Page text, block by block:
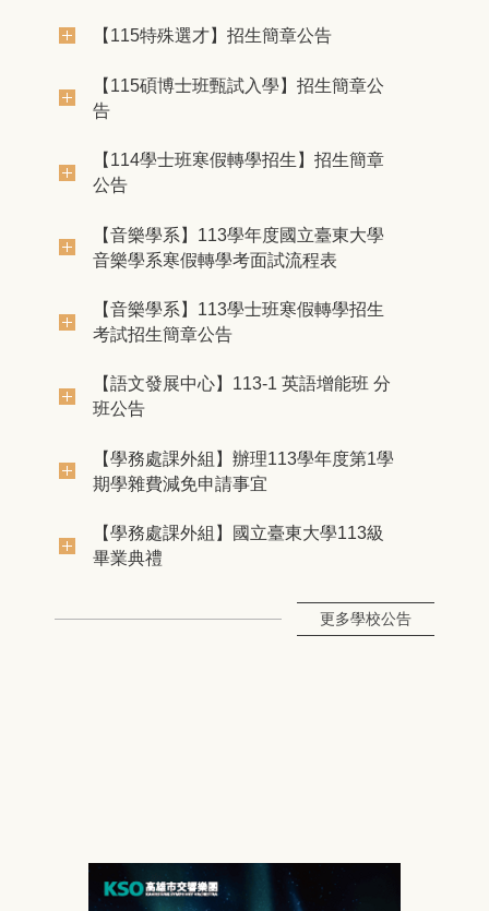
【115特殊選才】招生簡章公告
【115碩博士班甄試入學】招生簡章公
告
【114學士班寒假轉學招生】招生簡章
公告
【音樂學系】113學年度國立臺東大學
音樂學系寒假轉學考面試流程表
【音樂學系】113學士班寒假轉學招生
考試招生簡章公告
【語文發展中心】113-1 英語增能班 分
班公告
【學務處課外組】辦理113學年度第1學
期學雜費減免申請事宜
【學務處課外組】國立臺東大學113級
畢業典禮
更多學校公告